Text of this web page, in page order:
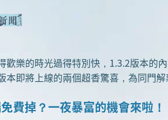
聞
樂的時光過得特別快，1.3.2版本的內
本即將上線的兩個超香驚喜，為同門
費掉？一夜暴富的機會來啦！